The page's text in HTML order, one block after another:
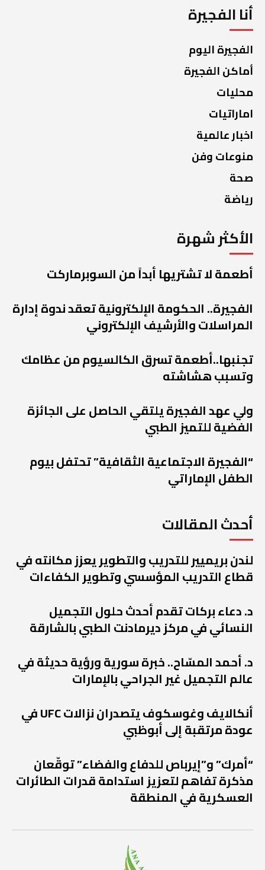
أنا الفجيرة
الفجيرة اليوم
أماكن الفجيرة
محليات
اماراتيات
اخبار عالمية
منوعات وفن
صحة
رياضة
الأكثر شهرة
أطعمة لا تشتريها أبداً من السوبرماركت
الفجيرة.. الحكومة الإلكترونية تعقد ندوة إدارة
المراسلات والأرشيف الإلكتروني
تجنبها..أطعمة تسرق الكالسيوم من عظامك
وتسبب هشاشته
ولي عهد الفجيرة يلتقي الحاصل على الجائزة
الفضية للتميز الطبي
“الفجيرة الاجتماعية الثقافية” تحتفل بيوم
الطفل الإماراتي
أحدث المقالات
لندن بريميير للتدريب والتطوير يعزز مكانته في
قطاع التدريب المؤسسي وتطوير الكفاءات
د. دعاء بركات تقدم أحدث حلول التجميل
النسائي في مركز ديرمادنت الطبي بالشارقة
د. أحمد المسّاح.. خبرة سورية ورؤية حديثة في
عالم التجميل غير الجراحي بالإمارات
أنكالايف وغوسكوف يتصدران نزالات UFC في
عودة مرتقبة إلى أبوظبي
“أمرك” و”إيرباص للدفاع والفضاء” توقّعان
مذكرة تفاهم لتعزيز استدامة قدرات الطائرات
العسكرية في المنطقة